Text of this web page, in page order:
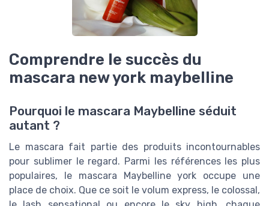
Comprendre le succès du
mascara new york maybelline
Pourquoi le mascara Maybelline séduit
autant ?
Le mascara fait partie des produits incontournables
pour sublimer le regard. Parmi les références les plus
populaires, le mascara Maybelline york occupe une
place de choix. Que ce soit le volum express, le colossal,